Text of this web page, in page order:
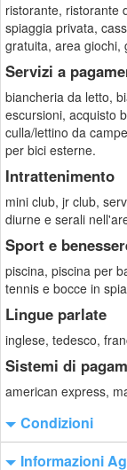
ristorante, ristorante
spiaggia privata,
gratuita, area giochi,
Servizi a
biancheria da letto,
escursioni, acquisto
culla/lettino da
per bici esterne.
Intrattenimento
mini club, jr club,
diurne e serali
Sport e
piscina, piscina per
tennis e bocce in
Lingue parlate
inglese, tedesco,
Sistemi di
american express,
Condizioni
Informazioni